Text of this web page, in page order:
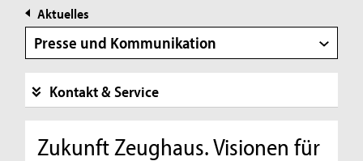
Aktuelles
Presse und Kommunikation
Kontakt & Service
Zukunft Zeughaus. Visionen für